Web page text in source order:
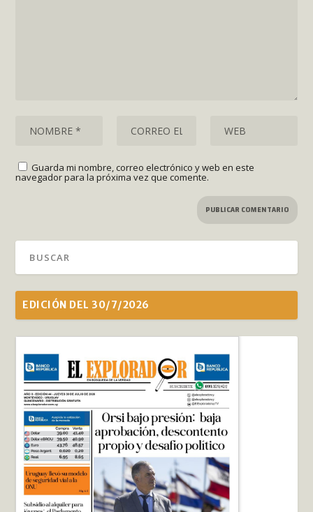
Guarda mi nombre, correo electrónico y web en este
navegador para la próxima vez que comente.
EDICIÓN DEL 30/7/2026